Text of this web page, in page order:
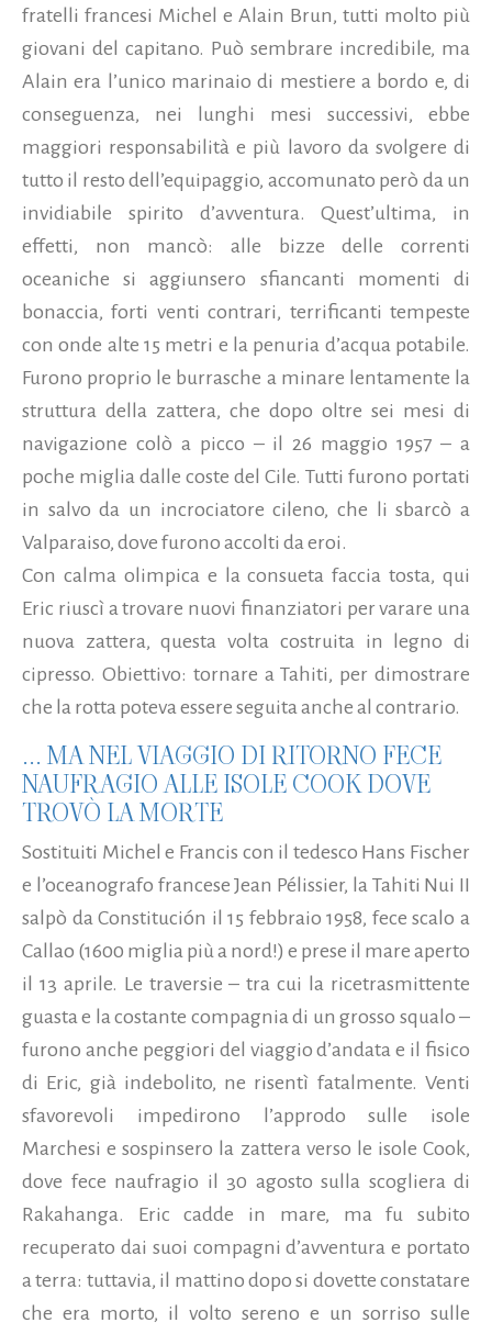
fratelli francesi Michel e Alain Brun, tutti molto più
giovani del capitano. Può sembrare incredibile, ma
Alain era l’unico marinaio di mestiere a bordo e, di
conseguenza, nei lunghi mesi successivi, ebbe
maggiori responsabilità e più lavoro da svolgere di
tutto il resto dell’equipaggio, accomunato però da un
invidiabile spirito d’avventura. Quest’ultima, in
effetti, non mancò: alle bizze delle correnti
oceaniche si aggiunsero sfiancanti momenti di
bonaccia, forti venti contrari, terrificanti tempeste
con onde alte 15 metri e la penuria d’acqua potabile.
Furono proprio le burrasche a minare lentamente la
struttura della zattera, che dopo oltre sei mesi di
navigazione colò a picco – il 26 maggio 1957 – a
poche miglia dalle coste del Cile. Tutti furono portati
in salvo da un incrociatore cileno, che li sbarcò a
Valparaiso, dove furono accolti da eroi.
Con calma olimpica e la consueta faccia tosta, qui
Eric riuscì a trovare nuovi finanziatori per varare una
nuova zattera, questa volta costruita in legno di
cipresso. Obiettivo: tornare a Tahiti, per dimostrare
che la rotta poteva essere seguita anche al contrario.
... MA NEL VIAGGIO DI RITORNO FECE
NAUFRAGIO ALLE ISOLE COOK DOVE
TROVÒ LA MORTE
Sostituiti Michel e Francis con il tedesco Hans Fischer
e l’oceanografo francese Jean Pélissier, la Tahiti Nui II
salpò da Constitución il 15 febbraio 1958, fece scalo a
Callao (1600 miglia più a nord!) e prese il mare aperto
il 13 aprile. Le traversie – tra cui la ricetrasmittente
guasta e la costante compagnia di un grosso squalo –
furono anche peggiori del viaggio d’andata e il fisico
di Eric, già indebolito, ne risentì fatalmente. Venti
sfavorevoli impedirono l’approdo sulle isole
Marchesi e sospinsero la zattera verso le isole Cook,
dove fece naufragio il 30 agosto sulla scogliera di
Rakahanga. Eric cadde in mare, ma fu subito
recuperato dai suoi compagni d’avventura e portato
a terra: tuttavia, il mattino dopo si dovette constatare
che era morto, il volto sereno e un sorriso sulle